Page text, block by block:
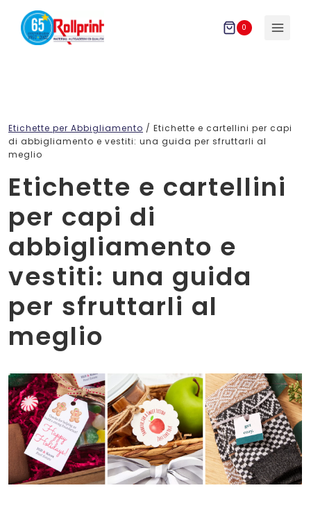
Salta
contenuto
0
Etichette per Abbigliamento / Etichette e cartellini per capi
di abbigliamento e vestiti: una guida per sfruttarli al
meglio
Etichette e cartellini
per capi di
abbigliamento e
vestiti: una guida
per sfruttarli al
meglio